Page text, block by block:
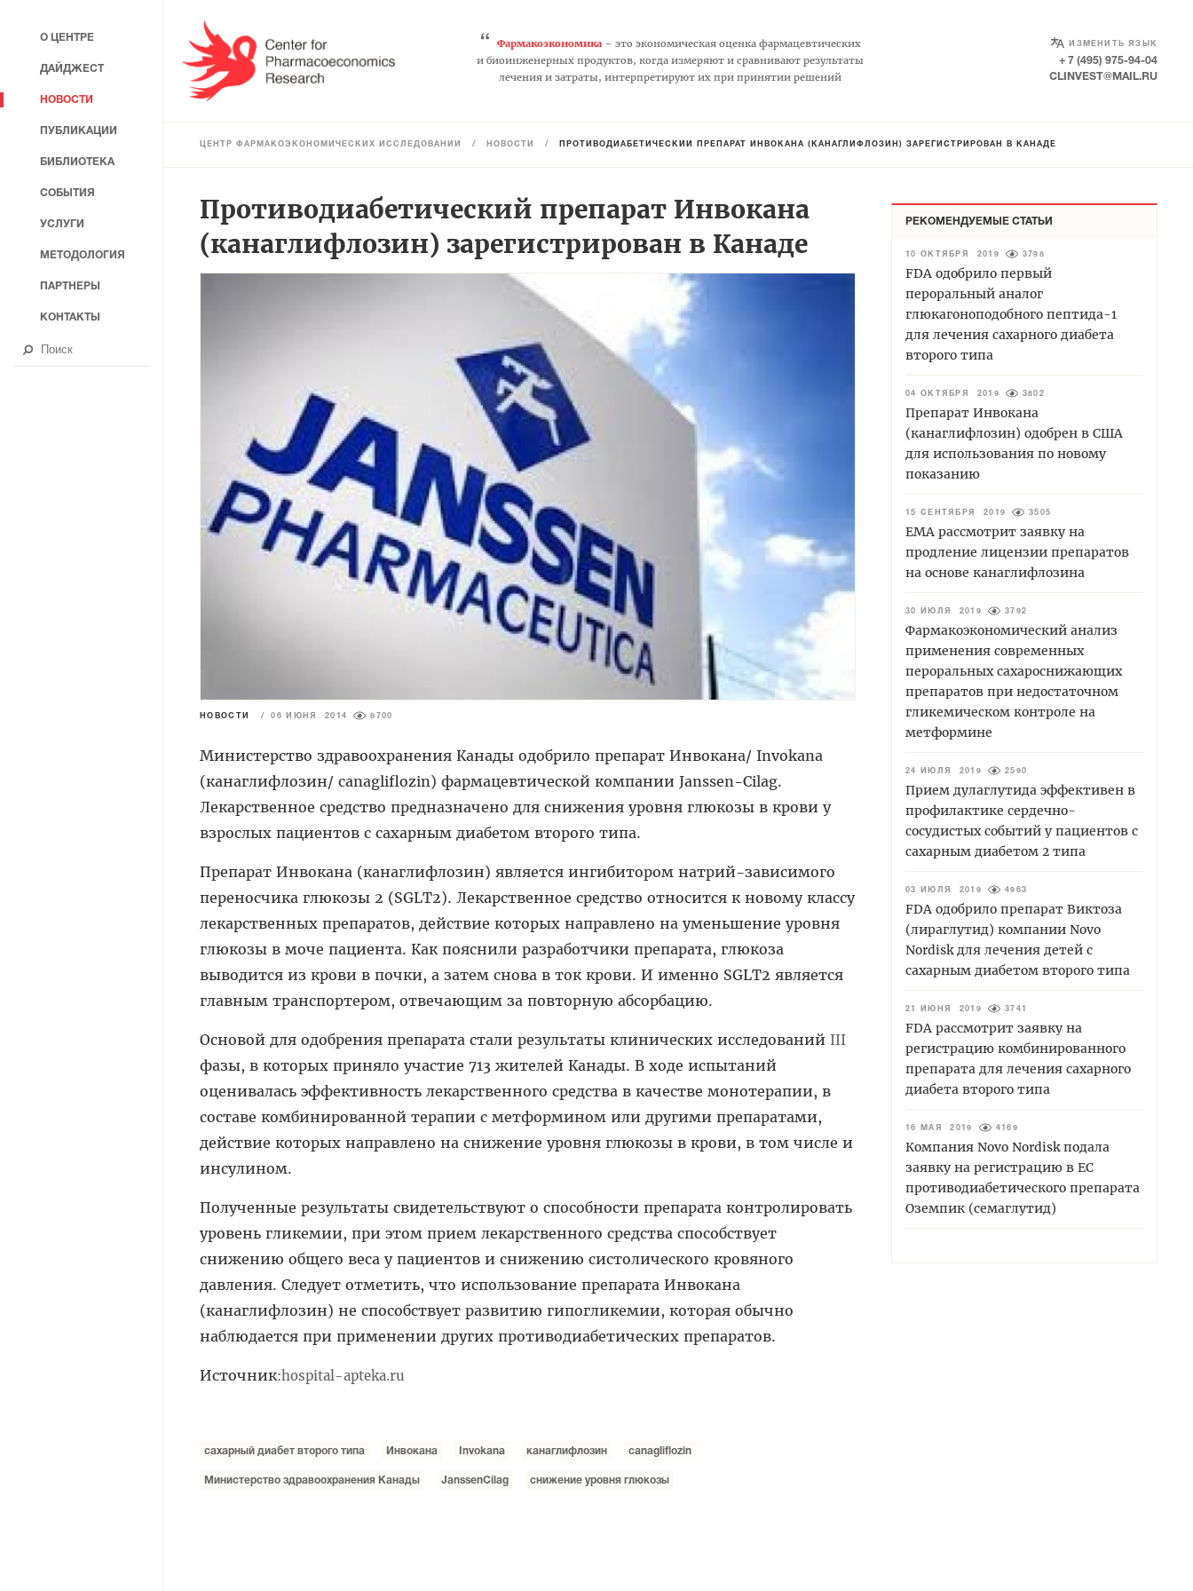
“ Фармакоэкономика– это экономическая оценка фармацевтических
и биоинженерных продуктов, когда измеряют и сравнивают результаты
лечения и затраты, интерпретируют их при принятии решений
ИЗМЕНИТЬ ЯЗЫК
SELECT LANGUAGE
+ 7 (495) 975-94-04
CLINVEST@MAIL.RU
ЦЕНТР ФАРМАКОЭКОНОМИЧЕСКИХ ИССЛЕДОВАНИЙ / НОВОСТИ / ПРОТИВОДИАБЕТИЧЕСКИЙ ПРЕПАРАТ ИНВОКАНА (КАНАГЛИФЛОЗИН) ЗАРЕГИСТРИРОВАН В КАНАДЕ
Противодиабетический препарат Инвокана
(канаглифлозин) зарегистрирован в Канаде
НОВОСТИ / 06 ИЮНЯ 2014 8700
Министерство здравоохранения Канады одобрило препарат Инвокана/ Invokana
(канаглифлозин/ canagliflozin) фармацевтической компании Janssen-Cilag.
Лекарственное средство предназначено для снижения уровня глюкозы в крови у
взрослых пациентов с сахарным диабетом второго типа.
Препарат Инвокана (канаглифлозин) является ингибитором натрий-зависимого
переносчика глюкозы 2 (SGLT2). Лекарственное средство относится к новому классу
лекарственных препаратов, действие которых направлено на уменьшение уровня
глюкозы в моче пациента. Как пояснили разработчики препарата, глюкоза
выводится из крови в почки, а затем снова в ток крови. И именно SGLT2 является
главным транспортером, отвечающим за повторную абсорбацию.
Основой для одобрения препарата стали результаты клинических исследований III
фазы, в которых приняло участие 713 жителей Канады. В ходе испытаний
оценивалась эффективность лекарственного средства в качестве монотерапии, в
составе комбинированной терапии с метформином или другими препаратами,
действие которых направлено на снижение уровня глюкозы в крови, в том числе и
инсулином.
Полученные результаты свидетельствуют о способности препарата контролировать
уровень гликемии, при этом прием лекарственного средства способствует
снижению общего веса у пациентов и снижению систолического кровяного
давления. Следует отметить, что использование препарата Инвокана
(канаглифлозин) не способствует развитию гипогликемии, которая обычно
наблюдается при применении других противодиабетических препаратов.
Источник:hospital-apteka.ru
сахарный диабет второго типа Инвокана Invokana канаглифлозин canagliflozin
Министерство здравоохранения Канады JanssenCilag снижение уровня глюкозы
РЕКОМЕНДУЕМЫЕ СТАТЬИ
10 ОКТЯБРЯ 2019 3798
FDA одобрило первый
пероральный аналог
глюкагоноподобного пептида-1
для лечения сахарного диабета
второго типа
04 ОКТЯБРЯ 2019 3802
Препарат Инвокана
(канаглифлозин) одобрен в США
для использования по новому
показанию
15 СЕНТЯБРЯ 2019 3505
ЕМА рассмотрит заявку на
продление лицензии препаратов
на основе канаглифлозина
30 ИЮЛЯ 2019 3792
Фармакоэкономический анализ
применения современных
пероральных сахароснижающих
препаратов при недостаточном
гликемическом контроле на
метформине
24 ИЮЛЯ 2019 2590
Прием дулаглутида эффективен в
профилактике сердечно-
сосудистых событий у пациентов с
сахарным диабетом 2 типа
03 ИЮЛЯ 2019 4963
FDA одобрило препарат Виктоза
(лираглутид) компании Novo
Nordisk для лечения детей с
сахарным диабетом второго типа
21 ИЮНЯ 2019 3741
FDA рассмотрит заявку на
регистрацию комбинированного
препарата для лечения сахарного
диабета второго типа
16 МАЯ 2019 4169
Компания Novo Nordisk подала
заявку на регистрацию в ЕС
противодиабетического препарата
Оземпик (семаглутид)
О ЦЕНТРЕ
ДАЙДЖЕСТ
НОВОСТИ
ПУБЛИКАЦИИ
БИБЛИОТЕКА
СОБЫТИЯ
УСЛУГИ
МЕТОДОЛОГИЯ
ПАРТНЕРЫ
КОНТАКТЫ